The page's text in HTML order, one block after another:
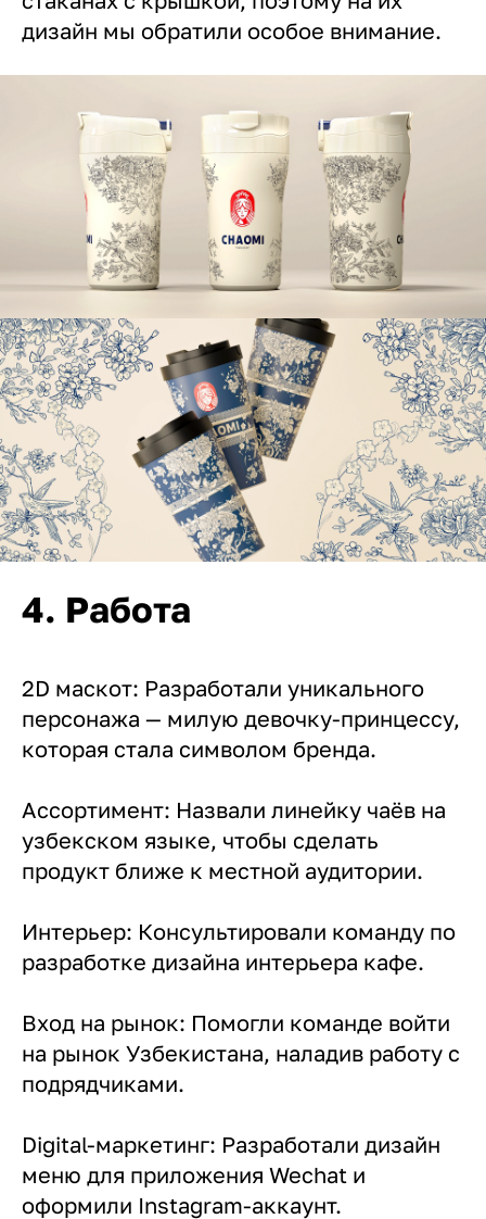
дизайн мы обратили особое внимание.
4. Работа
2D маскот: Разработали уникального
персонажа — милую девочку-принцессу,
которая стала символом бренда.
Ассортимент: Назвали линейку чаёв на
узбекском языке, чтобы сделать
продукт ближе к местной аудитории.
Интерьер: Консультировали команду по
разработке дизайна интерьера кафе.
Вход на рынок: Помогли команде войти
на рынок Узбекистана, наладив работу с
подрядчиками.
Digital-маркетинг: Разработали дизайн
меню для приложения Wechat и
оформили Instagram-аккаунт.